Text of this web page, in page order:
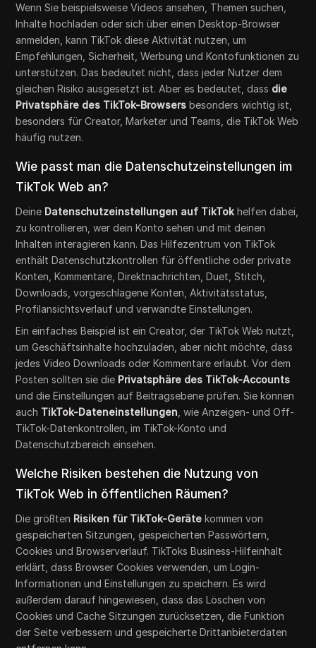
Wenn Sie beispielsweise Videos ansehen, Themen suchen,
Inhalte hochladen oder sich über einen Desktop-Browser
anmelden, kann TikTok diese Aktivität nutzen, um
Empfehlungen, Sicherheit, Werbung und Kontofunktionen zu
unterstützen. Das bedeutet nicht, dass jeder Nutzer dem
gleichen Risiko ausgesetzt ist. Aber es bedeutet, dass die
Privatsphäre des TikTok-Browsers besonders wichtig ist,
besonders für Creator, Marketer und Teams, die TikTok Web
häufig nutzen.
Wie passt man die Datenschutzeinstellungen im
TikTok Web an?
Deine Datenschutzeinstellungen auf TikTok helfen dabei,
zu kontrollieren, wer dein Konto sehen und mit deinen
Inhalten interagieren kann. Das Hilfezentrum von TikTok
enthält Datenschutzkontrollen für öffentliche oder private
Konten, Kommentare, Direktnachrichten, Duet, Stitch,
Downloads, vorgeschlagene Konten, Aktivitätsstatus,
Profilansichtsverlauf und verwandte Einstellungen.
Ein einfaches Beispiel ist ein Creator, der TikTok Web nutzt,
um Geschäftsinhalte hochzuladen, aber nicht möchte, dass
jedes Video Downloads oder Kommentare erlaubt. Vor dem
Posten sollten sie die Privatsphäre des TikTok-Accounts
und die Einstellungen auf Beitragsebene prüfen. Sie können
auch TikTok-Dateneinstellungen , wie Anzeigen- und Off-
TikTok-Datenkontrollen, im TikTok-Konto und
Datenschutzbereich einsehen.
Welche Risiken bestehen die Nutzung von
TikTok Web in öffentlichen Räumen?
Die größten Risiken für TikTok-Geräte kommen von
gespeicherten Sitzungen, gespeicherten Passwörtern,
Cookies und Browserverlauf. TikToks Business-Hilfeinhalt
erklärt, dass Browser Cookies verwenden, um Login-
Informationen und Einstellungen zu speichern. Es wird
außerdem darauf hingewiesen, dass das Löschen von
Cookies und Cache Sitzungen zurücksetzen, die Funktion
der Seite verbessern und gespeicherte Drittanbieterdaten